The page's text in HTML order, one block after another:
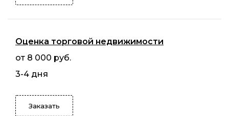
Оценка торговой недвижимости
от 8 000 руб.
3-4 дня
Заказать